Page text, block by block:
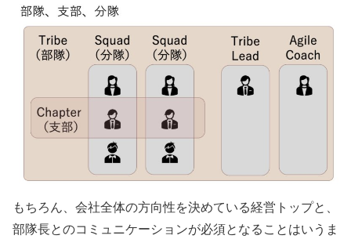
もちろん、会社全体の方向性を決めている経営トップと、
部隊長とのコミュニケーションが必須となることはいうま